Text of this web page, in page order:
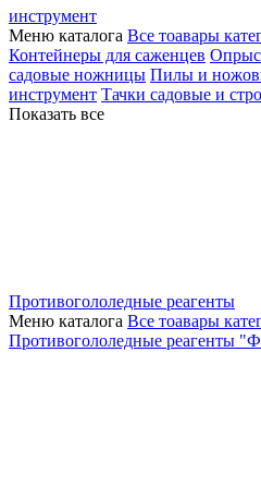
инструмент
Меню каталога Все тоавары
Контейнеры для саженцев
садовые ножницы Пилы и
инструмент Тачки садовые и
Показать все
Противогололедные реагенты
Меню каталога Все тоавары
Противогололедные реагенты